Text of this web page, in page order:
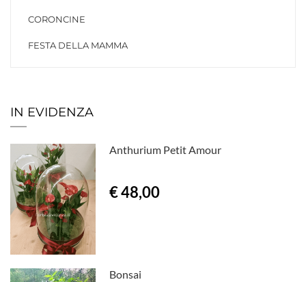
CORONCINE
FESTA DELLA MAMMA
IN EVIDENZA
Anthurium Petit Amour
€ 48,00
Bonsai